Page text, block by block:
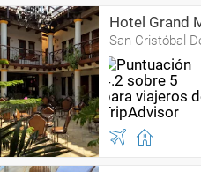
Hotel Grand
San Cristóbal